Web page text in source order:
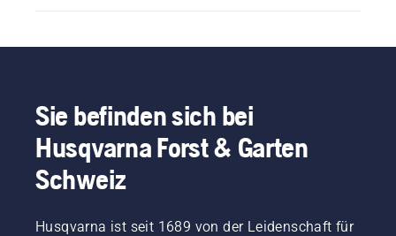
Sie befinden sich bei
Husqvarna Forst & Garten
Schweiz
Husqvarna ist seit 1689 von der Leidenschaft für